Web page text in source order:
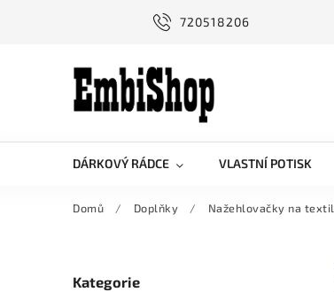
720518206
DÁRKOVÝ RÁDCE VLASTNÍ POTISK
Domů / Doplňky / Nažehlovačky na textil
Kategorie